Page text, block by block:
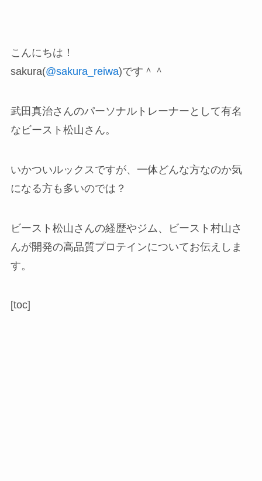
こんにちは！
sakura(@sakura_reiwa)です＾＾
武田真治さんのパーソナルトレーナーとして有名
なビースト松山さん。
いかついルックスですが、一体どんな方なのか気
になる方も多いのでは？
ビースト松山さんの経歴やジム、ビースト村山さ
んが開発の高品質プロテインについてお伝えしま
す。
[toc]